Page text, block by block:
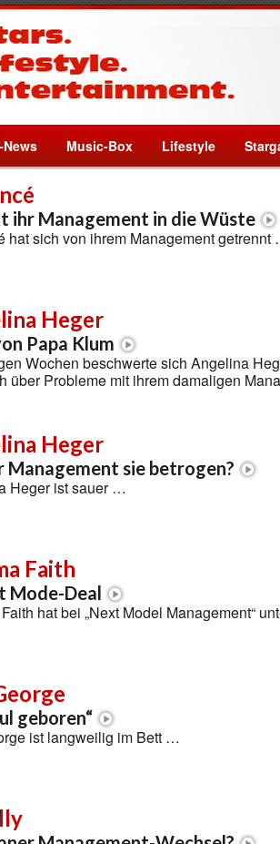
News Music-Box Lifestyle
ihr Management in die Wüste
hat sich von ihrem Management getrennt
Heger
Papa Klum
Wochen beschwerte sich Angelina
über Probleme mit ihrem damaligen
Heger
Management sie betrogen?
Heger ist sauer …
Faith
Mode-Deal
hat bei „Next Model Management“
geboren“
ist langweilig im Bett …